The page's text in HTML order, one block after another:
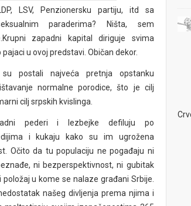
LSV, Penzionersku partiju, itd sa
paraderima? Ništa, sem
zapadni kapital diriguje svima
u ovoj predstavi. Običan dekor.
su postali najveća pretnja opstanku
normalne porodice, što je cilj
cilj srpskih kvislinga.
pederi i lezbejke defiluju po
i kukaju kako su im ugrožena
Očito da tu populaciju ne pogađaju ni
ni bezperspektivnost, ni gubitak
u kome se nalaze građani Srbije.
našeg divljenja prema njima i